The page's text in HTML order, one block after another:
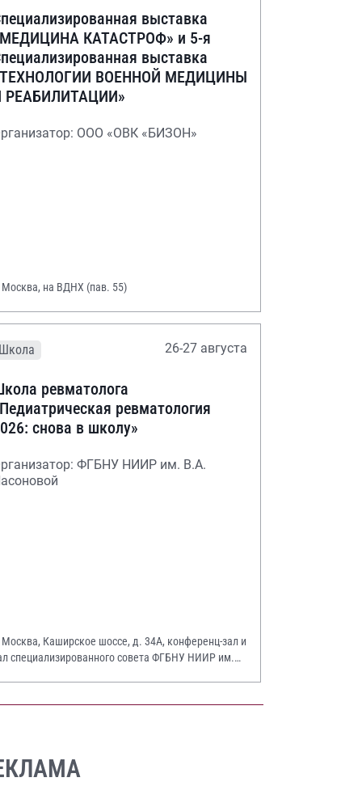
выставка
КАТАСТРОФ» и 5-я
выставка
ВОЕННОЙ МЕДИЦИНЫ
РЕАБИЛИТАЦИИ»
ООО «ОВК «БИЗОН»
Москва, на ВДНХ (пав. 55)
Школа 26-27 августа
ревматолога
ревматология
снова в школу»
ФГБНУ НИИР им. В.А.
Москва, Каширское шоссе, д. 34А, конференц-зал и
специализированного совета ФГБНУ НИИР им.